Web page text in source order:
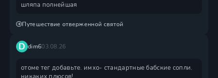
шляпа полнейшая
Путешествие отверженной святой
D dim603.08.26
отоме тег добавьте. имхо- стандартные бабские сопли.